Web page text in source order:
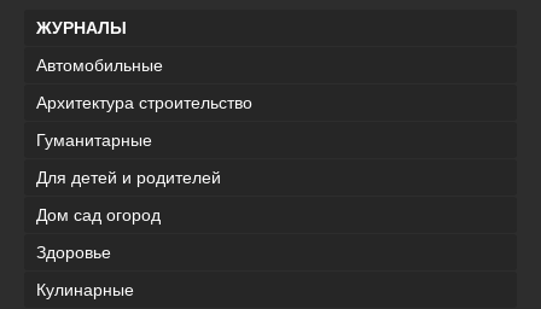
ЖУРНАЛЫ
Автомобильные
Архитектура строительство
Гуманитарные
Для детей и родителей
Дом сад огород
Здоровье
Кулинарные